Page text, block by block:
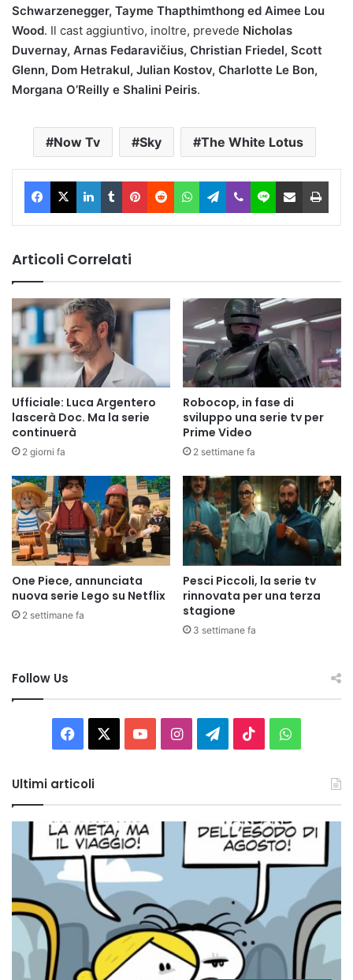
Schwarzenegger, Tayme Thapthimthong ed Aimee Lou
Wood. Il cast aggiuntivo, inoltre, prevede Nicholas
Duvernay, Arnas Fedaravičius, Christian Friedel, Scott
Glenn, Dom Hetrakul, Julian Kostov, Charlotte Le Bon,
Morgana O’Reilly e Shalini Peiris.
Now Tv Sky The White Lotus
Facebook
X LinkedIn
TumblrPinterest
RedditWhatsAppTelegram
ViberLine Condividi via Email
Articoli Correlati
Ufficiale: Luca Argentero
lascerà Doc. Ma la serie
continuerà
2 giorni fa
Robocop, in fase di
sviluppo una serie tv per
Prime Video
2 settimane fa
One Piece, annunciata
nuova serie Lego su Netflix
2 settimane fa
Pesci Piccoli, la serie tv
rinnovata per una terza
stagione
3 settimane fa
Follow Us
Facebook You InstagramTelegram
TikTok
Ultimi articoli